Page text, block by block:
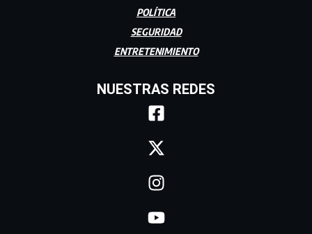
POLÍTICA
SEGURIDAD
ENTRETENIMIENTO
NUESTRAS REDES